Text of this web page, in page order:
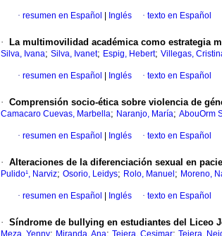
· resumen en Español Inglés · texto en Español
· La multimovilidad académica como estrategia
Silva, Ivana; Silva, Ivanet; Espig, Hebert; Villegas,
· resumen en Español Inglés · texto en Español
· Comprensión socio-ética sobre violencia de
Camacaro Cuevas, Marbella; Naranjo, María; AbouOrm
· resumen en Español Inglés · texto en Español
· Alteraciones de la diferenciación sexual en
Pulido¹, Narviz; Osorio, Leidys; Rolo, Manuel ; Moreno,
· resumen en Español Inglés · texto en Español
· Síndrome de bullying en estudiantes del Liceo
; ; ;